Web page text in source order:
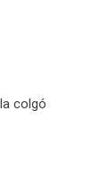
colgó